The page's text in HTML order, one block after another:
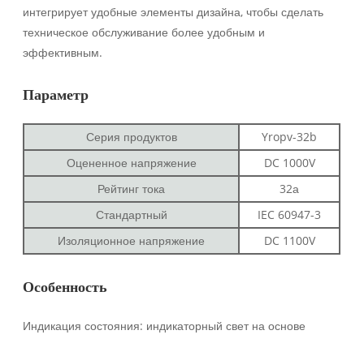
интегрирует удобные элементы дизайна, чтобы сделать
техническое обслуживание более удобным и
эффективным.
Параметр
Серия продуктов
Yropv-32b
Оцененное напряжение
DC 1000V
Рейтинг тока
32а
Стандартный
IEC 60947-3
Изоляционное напряжение
DC 1100V
Особенность
Индикация состояния: индикаторный свет на основе